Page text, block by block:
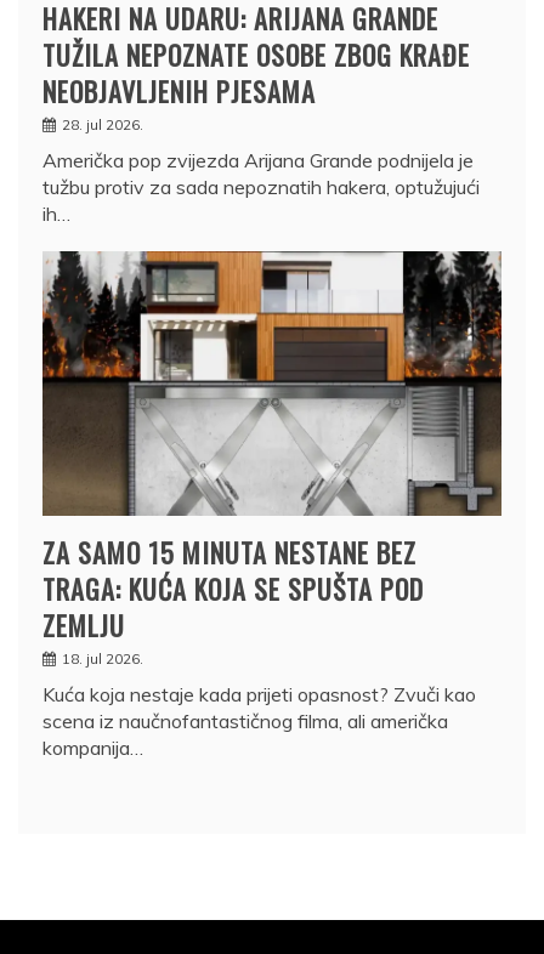
HAKERI NA UDARU: ARIJANA GRANDE
TUŽILA NEPOZNATE OSOBE ZBOG KRAĐE
NEOBJAVLJENIH PJESAMA
28. jul 2026.
Američka pop zvijezda Arijana Grande podnijela je
tužbu protiv za sada nepoznatih hakera, optužujući
ih…
ZA SAMO 15 MINUTA NESTANE BEZ
TRAGA: KUĆA KOJA SE SPUŠTA POD
ZEMLJU
18. jul 2026.
Kuća koja nestaje kada prijeti opasnost? Zvuči kao
scena iz naučnofantastičnog filma, ali američka
kompanija…